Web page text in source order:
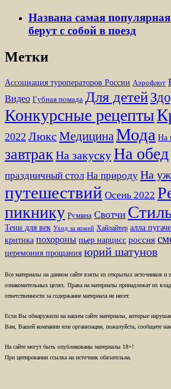
Названа самая
берут с собой в поезд
Метки
Ассоциация туроператоров России Аэрофлот
Видео Губная помада Для детей
Конкурсные рецепты
2022 Люкс МедицинаМода На
завтракНа закускуНа обед
праздничный стол На природу На
путешествий Осень 2022
пикнику Румяна Свотчи
Тени для век Уход за кожей Хайлайтер алла
критика похороны пьер нарцисс россия
церемония прощания юрий шатунов
Все материалы на данном сайте взяты из открытых источников и
ознакомительных целях. Права на материалы принадлежат их
ответственности за содержание материала не несет.
Если Вы обнаружили на нашем сайте материалы, которые
Вам, Вашей компании или организации, пожалуйста, сообщите
На сайте могут быть опубликованы материалы 18+!
При цитировании ссылка на источник обязательна.